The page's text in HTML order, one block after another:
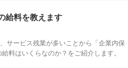
給料を教えます
サービス残業が多いことから「企業内保
料はいくらなのか？をご紹介します。